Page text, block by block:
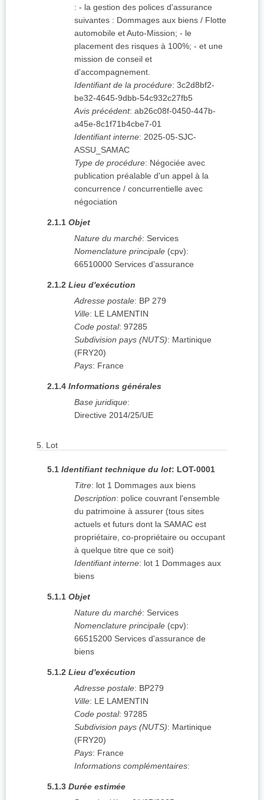
: - la gestion des polices d'assurance
suivantes : Dommages aux biens / Flotte
automobile et Auto-Mission; - le
placement des risques à 100%; - et une
mission de conseil et
d'accompagnement.
Identifiant de la procédure: 3c2d8bf2-
be32-4645-9dbb-54c932c27fb5
Avis précédent: ab26c08f-0450-447b-
a45e-8c1f71b4cbe7-01
Identifiant interne: 2025-05-SJC-
ASSU_SAMAC
Type de procédure: Négociée avec
publication préalable d'un appel à la
concurrence / concurrentielle avec
négociation
2.1.1 Objet
Nature du marché: Services
Nomenclature principale (cpv):
66510000 Services d'assurance
2.1.2 Lieu d'exécution
Adresse postale: BP 279
Ville: LE LAMENTIN
Code postal: 97285
Subdivision pays (NUTS): Martinique
(FRY20)
Pays: France
2.1.4 Informations générales
Base juridique:
Directive 2014/25/UE
5. Lot
5.1 Identifiant technique du lot: LOT-0001
Titre: lot 1 Dommages aux biens
Description: police couvrant l'ensemble
du patrimoine à assurer (tous sites
actuels et futurs dont la SAMAC est
propriétaire, co-propriétaire ou occupant
à quelque titre que ce soit)
Identifiant interne: lot 1 Dommages aux
biens
5.1.1 Objet
Nature du marché: Services
Nomenclature principale (cpv):
66515200 Services d'assurance de
biens
5.1.2 Lieu d'exécution
Adresse postale: BP279
Ville: LE LAMENTIN
Code postal: 97285
Subdivision pays (NUTS): Martinique
(FRY20)
Pays: France
Informations complémentaires:
5.1.3 Durée estimée